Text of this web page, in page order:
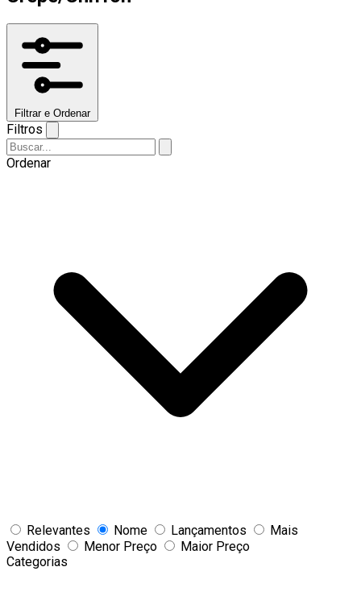
Filtrar e Ordenar
Filtros
Ordenar
Relevantes Nome Lançamentos
Mais
Vendidos
Menor Preço
Maior Preço
Categorias